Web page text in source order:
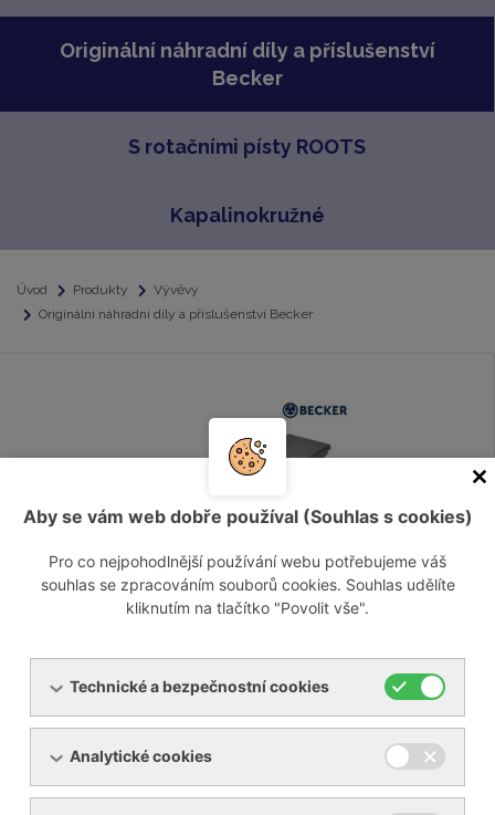
Originální náhradní díly a příslušenství
Becker
S rotačními písty ROOTS
Kapalinokružné
Úvod Produkty
Vývěvy
Originální náhradní díly a příslušenství Becker
Originální lamely Becker
Aby se vám web dobře používal (Souhlas s cookies)
Pro co nejpohodlnější používání webu potřebujeme váš
souhlas se zpracováním souborů cookies. Souhlas udělíte
kliknutím na tlačítko "Povolit vše".
Technické a bezpečnostní cookies
Analytické cookies